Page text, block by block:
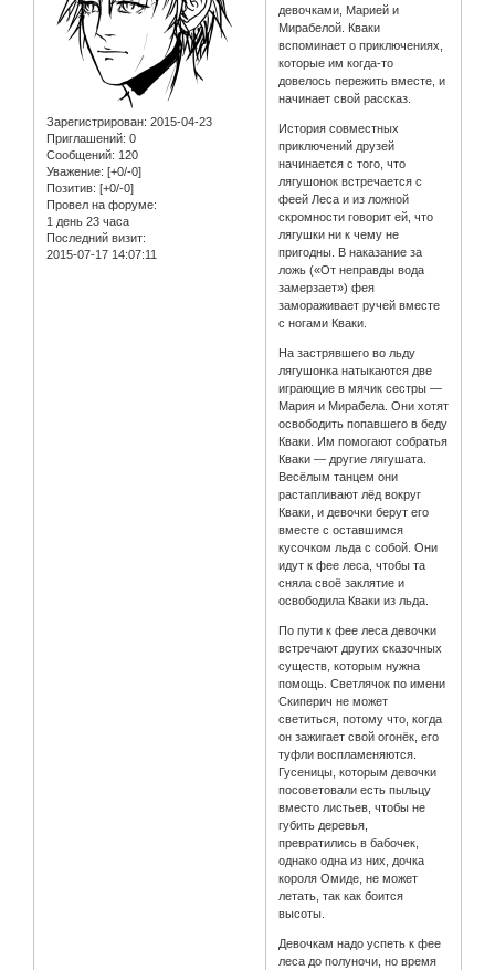
Зарегистрирован: 2015-04-23
Приглашений: 0
Сообщений: 120
Уважение: [+0/-0]
Позитив: [+0/-0]
Провел на форуме:
1 день 23 часа
Последний визит:
2015-07-17 14:07:11
девочками, Марией и
Мирабелой. Кваки
вспоминает о приключениях,
которые им когда-то
довелось пережить вместе, и
начинает свой рассказ.
История совместных
приключений друзей
начинается с того, что
лягушонок встречается с
феей Леса и из ложной
скромности говорит ей, что
лягушки ни к чему не
пригодны. В наказание за
ложь («От неправды вода
замерзает») фея
замораживает ручей вместе
с ногами Кваки.
На застрявшего во льду
лягушонка натыкаются две
играющие в мячик сестры —
Мария и Мирабела. Они хотят
освободить попавшего в беду
Кваки. Им помогают собратья
Кваки — другие лягушата.
Весёлым танцем они
растапливают лёд вокруг
Кваки, и девочки берут его
вместе с оставшимся
кусочком льда с собой. Они
идут к фее леса, чтобы та
сняла своё заклятие и
освободила Кваки из льда.
По пути к фее леса девочки
встречают других сказочных
существ, которым нужна
помощь. Светлячок по имени
Скиперич не может
светиться, потому что, когда
он зажигает свой огонёк, его
туфли воспламеняются.
Гусеницы, которым девочки
посоветовали есть пыльцу
вместо листьев, чтобы не
губить деревья,
превратились в бабочек,
однако одна из них, дочка
короля Омиде, не может
летать, так как боится
высоты.
Девочкам надо успеть к фее
леса до полуночи, но время